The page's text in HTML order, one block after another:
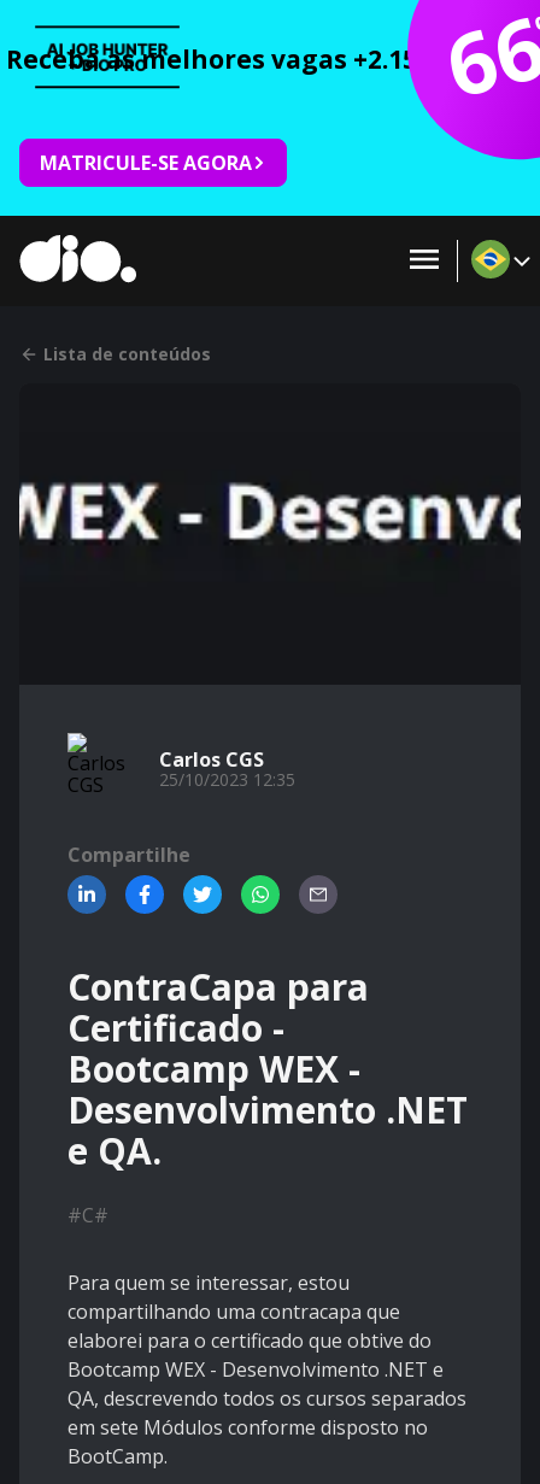
Receba as melhores vagas +2.150 cursos
MATRICULE-SE AGORA
Lista de conteúdos
Carlos CGS
25/10/2023 12:35
Compartilhe
ContraCapa para
Certificado -
Bootcamp WEX -
Desenvolvimento .NET
e QA.
#C#
Para quem se interessar, estou
compartilhando uma contracapa que
elaborei para o certificado que obtive do
Bootcamp WEX - Desenvolvimento .NET e
QA, descrevendo todos os cursos separados
em sete Módulos conforme disposto no
BootCamp.